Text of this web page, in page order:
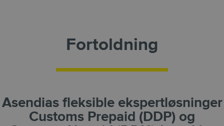
Fortoldning
Asendias fleksible ekspertløsninger
Customs Prepaid (DDP) og